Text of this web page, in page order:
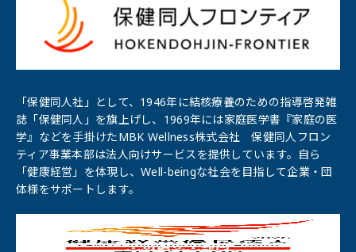
「保健同人社」として、1946年に結核療養のための指導啓発雑
誌「保健同⼈」を旗上げし、1969年には家庭医学書『家庭の医
学』などを手掛けたMBK Wellness株式会社 保健同人フロン
ティア事業本部は法人向けサービスを提供しています。自ら
「健康経営」を体現し、Well-beingな社会を目指して企業・団
体様をサポートします。